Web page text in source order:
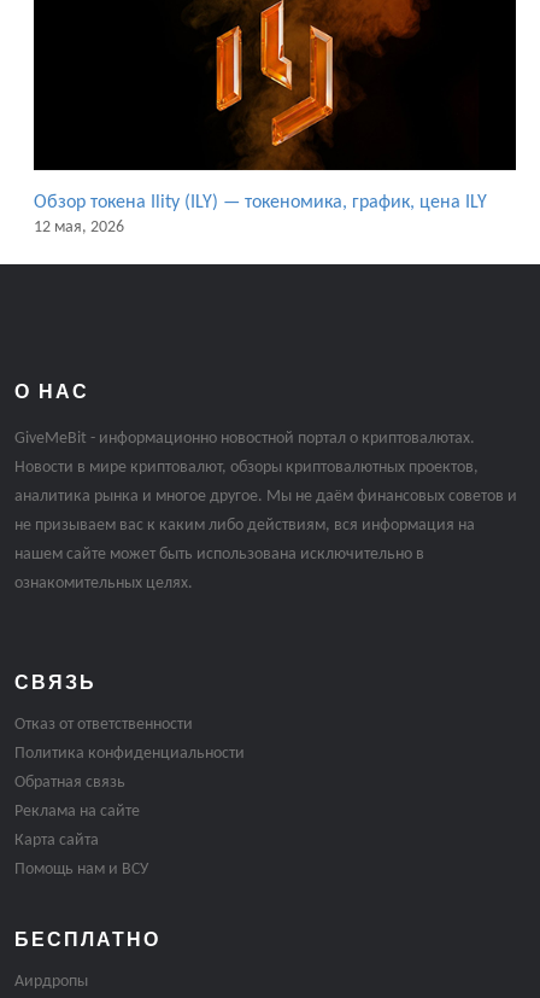
Обзор токена Ility (ILY) — токеномика, график, цена ILY
12 мая, 2026
О НАС
GiveMeBit - информационно новостной портал о криптовалютах.
Новости в мире криптовалют, обзоры криптовалютных проектов,
аналитика рынка и многое другое. Мы не даём финансовых советов и
не призываем вас к каким либо действиям, вся информация на
нашем сайте может быть использована исключительно в
ознакомительных целях.
СВЯЗЬ
Отказ от ответственности
Политика конфиденциальности
Обратная связь
Реклама на сайте
Карта сайта
Помощь нам и ВСУ
БЕСПЛАТНО
Аирдропы